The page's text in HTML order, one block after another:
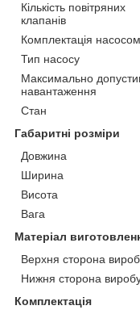
Кількість повітряних
клапанів
Комплектація насосом
Тип насосу
Максимально
навантаження
Стан
Габаритні розміри
Довжина
Ширина
Висота
Вага
Матеріал
Верхня сторона
Нижня сторона
Комплектація